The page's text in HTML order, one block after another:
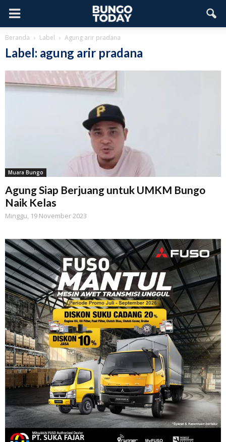
Beranda Label Agung arir pradana
Label: agung arir pradana
Muara Bungo
Agung Siap Berjuang untuk UMKM Bungo
Naik Kelas
Minggu, 19 November 2023